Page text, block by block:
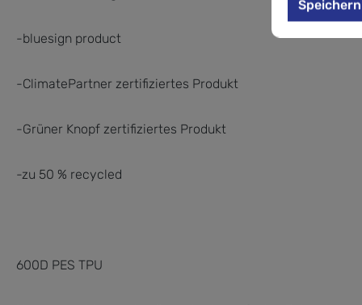
-bluesign product
-ClimatePartner zertifiziertes Produkt
-Grüner Knopf zertifiziertes Produkt
-zu 50 % recycled
600D PES TPU
Speichern